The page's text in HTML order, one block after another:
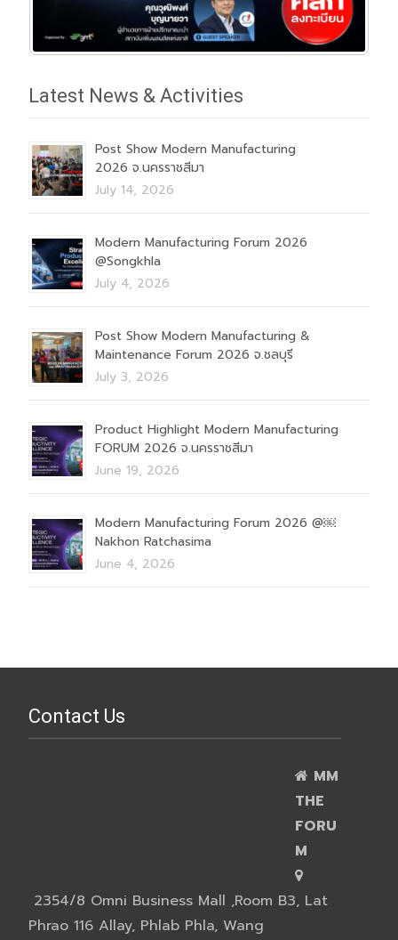
Latest News & Activities
Post Show Modern Manufacturing
2026 จ.นครราชสีมา
July 14, 2026
Modern Manufacturing Forum 2026
@Songkhla
July 4, 2026
Post Show Modern Manufacturing &
Maintenance Forum 2026 จ.ชลบุรี
July 3, 2026
Product Highlight Modern Manufacturing
FORUM 2026 จ.นครราชสีมา
June 19, 2026
Modern Manufacturing Forum 2026 @￼
Nakhon Ratchasima
June 4, 2026
Contact Us
MM
THE
FORU
M
2354/8 Omni Business Mall ,Room B3, Lat
Phrao 116 Allay, Phlab Phla, Wang